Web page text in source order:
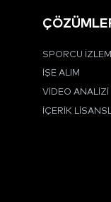
SPORCU
İŞE ALIM
VIDEO ANALIZI
İÇERIK